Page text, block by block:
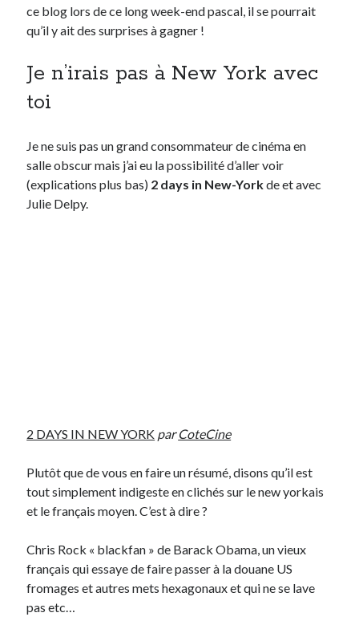
littleceltdansComment j’ai opéré ma vélorution toute personnelle
AnthonydansComment j’ai opéré ma vélorution toute personnelle
personnelle
Entretien ménagerdansT’as vu quoi ? #52
JFdansC’était pas mieux avant… à Lyon
littleceltdansComment j’ai opéré ma vélorution toute personnelle
Anthonydans
Green
Lyon à Livre Ouvert
Parole de Follower
Patchwork
Photos
ce blog lors de ce long week-end pascal, il se pourrait
qu’il y ait des surprises à gagner !
Je n’irais pas à New York avec
toi
Je ne suis pas un grand consommateur de cinéma en
salle obscur mais j’ai eu la possibilité d’aller voir
(explications plus bas) 2 days in New-Yorkde et avec
Julie Delpy.
2 DAYS IN NEW YORK parCoteCine
Plutôt que de vous en faire un résumé, disons qu’il est
tout simplement indigeste en clichés sur le new yorkais
et le français moyen. C’est à dire ?
Chris Rock « blackfan » de Barack Obama, un vieux
français qui essaye de faire passer à la douane US
fromages et autres mets hexagonaux et qui ne se lave
pas etc…